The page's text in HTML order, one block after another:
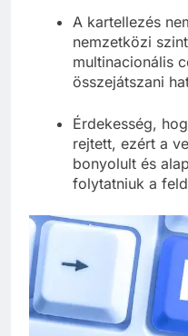
A kartellezés
nemzetközi
multinacionális
összejátszani
Érdekesség,
rejtett, ezért a
bonyolult és
folytatniuk a